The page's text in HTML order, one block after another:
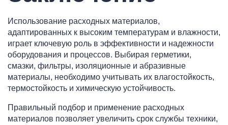
Использование расходных материалов,
адаптированных к высоким температурам и влажности,
играет ключевую роль в эффективности и надежности
оборудования и процессов. Выбирая герметики,
смазки, фильтры, изоляционные и абразивные
материалы, необходимо учитывать их влагостойкость,
термостойкость и химическую устойчивость.
Правильный подбор и применение расходных
материалов позволяет увеличить срок службы техники,